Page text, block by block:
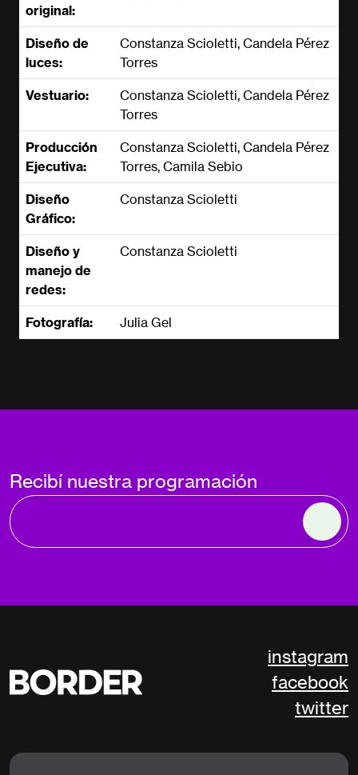
original:
Diseño de
luces:
Constanza Scioletti, Candela Pérez
Torres
Vestuario:
Constanza Scioletti, Candela Pérez
Torres
Producción
Ejecutiva:
Constanza Scioletti, Candela Pérez
Torres, Camila Sebio
Diseño
Gráfico:
Constanza Scioletti
Diseño y
manejo de
redes:
Constanza Scioletti
Fotografía: Julia Gel
Recibí nuestra programación
instagram
facebook
twitter